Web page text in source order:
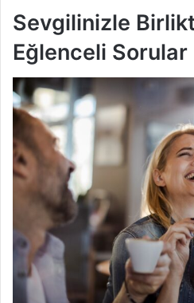
Sevgilinizle
Eğlenceli Sorular